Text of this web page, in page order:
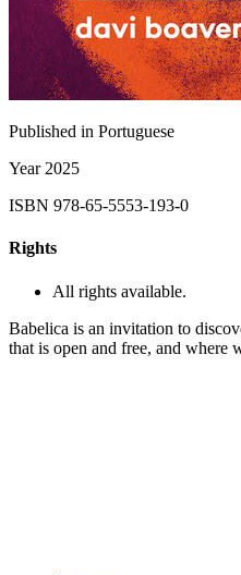
Published in Portuguese
Year2025
ISBN 978-65-5553-193-0
Rights
All rights available.
Babelica is an invitation to
that is open and free, and where